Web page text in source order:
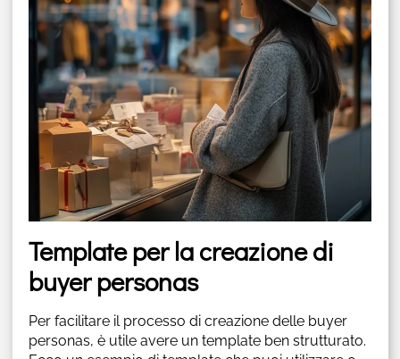
Template per la creazione di
buyer personas
Per facilitare il processo di creazione delle buyer
personas, è utile avere un template ben strutturato.